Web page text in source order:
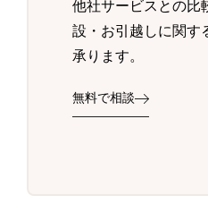
他社サービスとの比
設・お引越しに関す
承ります。
無料で相談